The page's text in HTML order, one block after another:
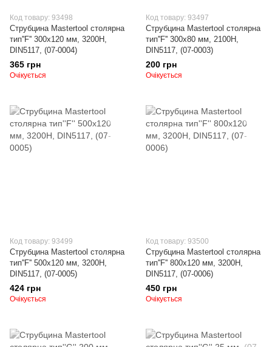
Код товару: 93498
Струбцина Mastertool столярна
тип''F'' 300х120 мм, 3200Н,
DIN5117, (07-0004)
365 грн
Очікується
Код товару: 93497
Струбцина Mastertool столярна
тип''F'' 300х80 мм, 2100Н,
DIN5117, (07-0003)
200 грн
Очікується
Код товару: 93499
Струбцина Mastertool столярна
тип''F'' 500х120 мм, 3200Н,
DIN5117, (07-0005)
424 грн
Очікується
Код товару: 93500
Струбцина Mastertool столярна
тип''F'' 800х120 мм, 3200Н,
DIN5117, (07-0006)
450 грн
Очікується